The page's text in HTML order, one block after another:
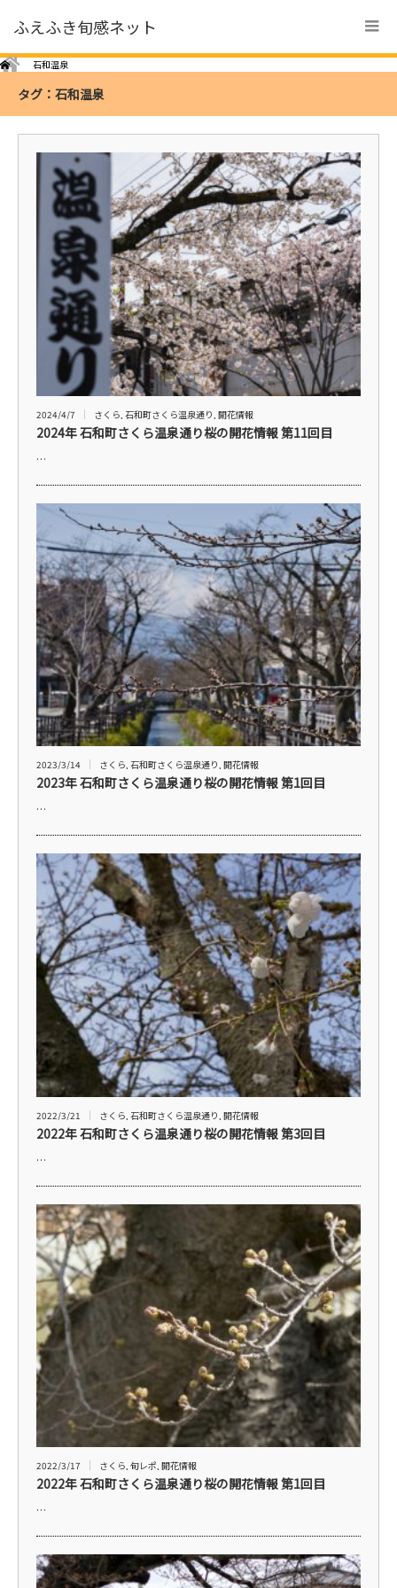
ふえふき旬感ネット
Home 石和温泉
タグ：石和温泉
2024/4/7 さくら 石和町さくら温泉通り 開花情報
2024年 石和町さくら温泉通り桜の開花情報 第11回目
…
2023/3/14 さくら, 石和町さくら温泉通り, 開花情報
2023年 石和町さくら温泉通り桜の開花情報 第1回目
…
2022/3/21 さくら 石和町さくら温泉通り 開花情報
2022年 石和町さくら温泉通り桜の開花情報 第3回目
…
2022/3/17 さくら, 旬レポ, 開花情報
2022年 石和町さくら温泉通り桜の開花情報 第1回目
…